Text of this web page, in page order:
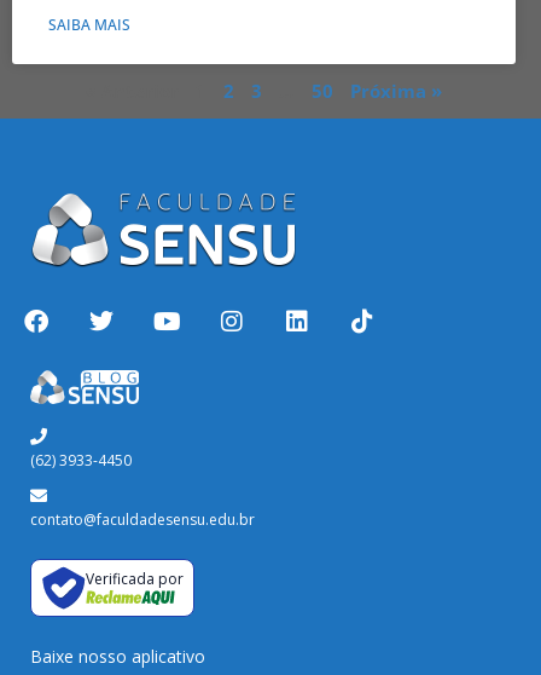
SAIBA MAIS
2 3 50 Próxima »
(62) 3933-4450
contato@faculdadesensu.edu.br
Verificada por
Baixe nosso aplicativo